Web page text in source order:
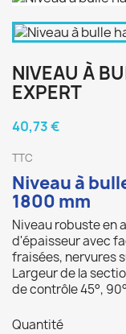
NIVEAU À
EXPERT
40,73 €
TTC
Niveau à
1800 mm
Niveau robuste en
d'épaisseur avec
fraisées, nervures
Largeur de la
de contrôle 45°,
Quantité